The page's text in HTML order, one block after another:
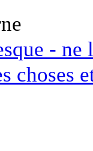
-
choses